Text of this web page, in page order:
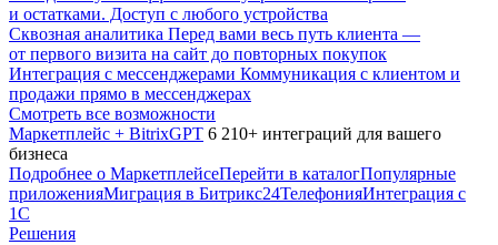
и остатками. Доступ с любого устройства
Сквозная аналитика Перед вами весь путь клиента —
от первого визита на сайт до повторных покупок
Интеграция с мессенджерами Коммуникация с клиентом и
продажи прямо в мессенджерах
Смотреть все возможности
Маркетплейс + BitrixGPT 6 210+ интеграций для вашего
бизнеса
Подробнее о МаркетплейсеПерейти в каталогПопулярные
приложенияМиграция в Битрикс24ТелефонияИнтеграция с
1С
Решения